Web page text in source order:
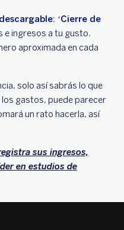
‘Cierre de
e ingresos a tu gusto.
aproximada en cada
solo así sabrás lo que
gastos, puede parecer
un rato hacerla, así
sus ingresos,
en estudios de